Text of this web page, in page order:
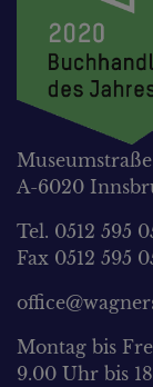
A-6020
Tel. 0512 595
Fax 0512 595
Montag bis
9.00 Uhr bis